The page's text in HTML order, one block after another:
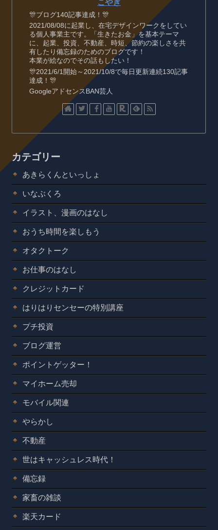
こやぎ
🎊ブログ140記事達成！🎊
2021/08/08に起業し、在宅デザインワークをしてい
る個人事業主です。「生きたお金」を基本テーマ
に、起業、投資、不動産、時短、節約の楽しさを共
有したり備忘録のためのブログです！
本業が絵なのでその話もしたい！
🎊2021/6/1開始～2021/10/8で毎日更新連続130記事
達成！🎊
GoogleアドセンスBAN芸人
カテゴリー
あきらくんといっしょ
いなぶくろ
イラスト、漫画のはなし
おうち時間を楽しもう
オタクトーク
お仕事のはなし
クレジットカード
はりはりセンセーの特別講座
プチ投資
ブログ運営
ポイントゲッター！
マイホーム売却
モバイル関連
やらかし
不動産
世はキャッシュレス時代！
備忘録
家畜の雑談
楽天カード